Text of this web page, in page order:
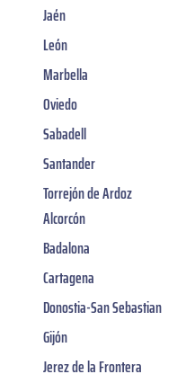
Jaén
León
Marbella
Oviedo
Sabadell
Santander
Torrejón de Ardoz
Alcorcón
Badalona
Cartagena
Donostia-San Sebastian
Gijón
Jerez de la Frontera